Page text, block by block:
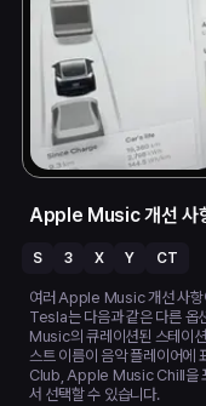
Apple Music 개선 사
S 3 X Y CT
여러 Apple Music 개선 사항
Tesla는 다음과 같은 다른
Music의 큐레이션된 스테이
스트 이름이 음악 플레이어
Club, Apple Music Chill을
서 선택할 수 있습니다.